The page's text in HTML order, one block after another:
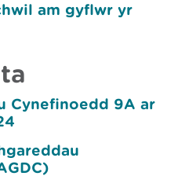
am gyflwr yr
Cynefinoedd 9A ar